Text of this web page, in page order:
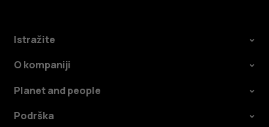
Istražite
O kompaniji
Planet and people
Podrška